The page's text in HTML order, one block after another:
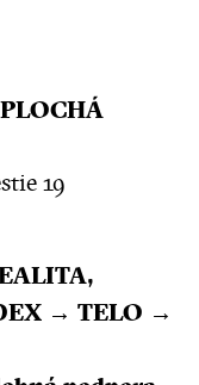
19
→ TELO →